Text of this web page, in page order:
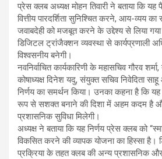
प्रेस क्लब अध्यक्ष मोहन तिवारी ने बताया कि
वित्तीय पारदर्शिता सुनिश्चित करने, आय-व्यय
जवाबदेही को मजबूत करने के उद्देश्य से लिया
डिजिटल ट्रांजैक्शन व्यवस्था से कार्यप्रणाली
विश्वसनीय बनेगी।
नवनिर्वाचित कार्यकारिणी के महासचिव गौरव
कोषाध्यक्ष दिनेश यदु, संयुक्त सचिव निवेदिता
निर्णय का समर्थन किया। उनका कहना है कि
रूप से सशक्त बनाने की दिशा में अहम कदम है
प्रशासनिक सुविधा मिलेगी।
अध्यक्ष ने बताया कि यह निर्णय प्रेस क्लब को
विकसित करने की व्यापक योजना का हिस्सा
प्रक्रिया के तहत क्लब की अन्य प्रशासनिक